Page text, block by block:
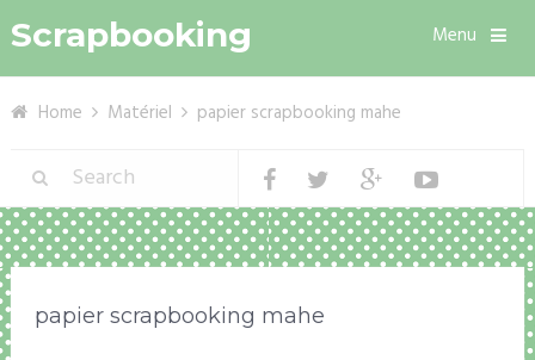
Scrapbooking Menu
Home Matériel papier scrapbooking mahe
papier scrapbooking mahe